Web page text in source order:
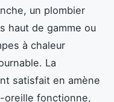
un plombier
haut de gamme ou
à chaleur
La
satisfait en amène
oreille fonctionne,